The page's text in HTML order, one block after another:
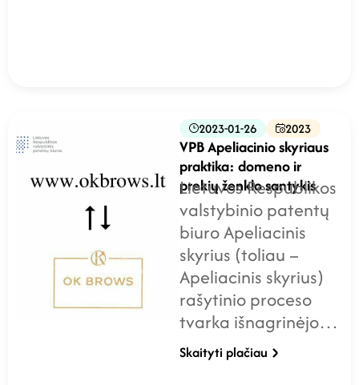
2023-01-26 2023
VPB Apeliacinio skyriaus
praktika: domeno ir
prekių ženklo santykis
Lietuvos Respublikos
valstybinio patentų
biuro Apeliacinis
skyrius (toliau –
Apeliacinis skyrius)
rašytinio proceso
tvarka išnagrinėjo…
Skaityti plačiau